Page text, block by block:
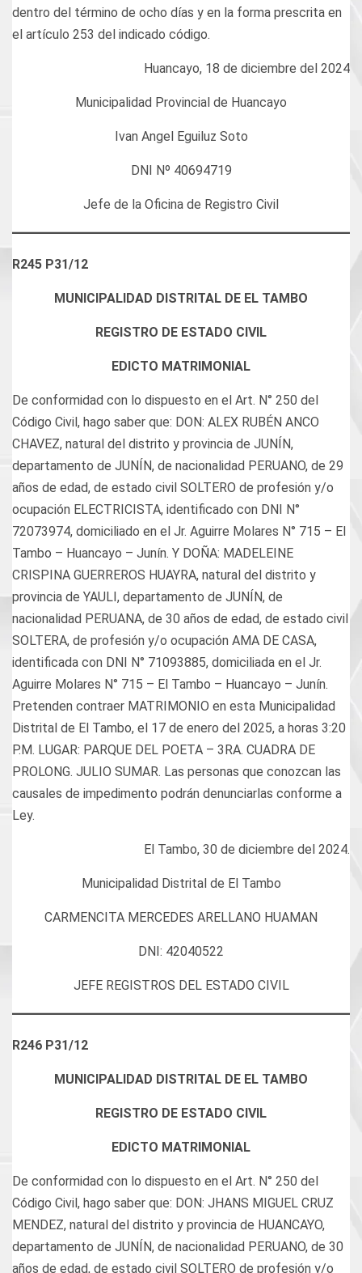
dentro del término de ocho días y en la forma prescrita en
el artículo 253 del indicado código.
Huancayo, 18 de diciembre del 2024
Municipalidad Provincial de Huancayo
Ivan Angel Eguiluz Soto
DNI Nº 40694719
Jefe de la Oficina de Registro Civil
R245 P31/12
MUNICIPALIDAD DISTRITAL DE EL TAMBO
REGISTRO DE ESTADO CIVIL
EDICTO MATRIMONIAL
De conformidad con lo dispuesto en el Art. N° 250 del
Código Civil, hago saber que: DON: ALEX RUBÉN ANCO
CHAVEZ, natural del distrito y provincia de JUNÍN,
departamento de JUNÍN, de nacionalidad PERUANO, de 29
años de edad, de estado civil SOLTERO de profesión y/o
ocupación ELECTRICISTA, identificado con DNI N°
72073974, domiciliado en el Jr. Aguirre Molares N° 715 – El
Tambo – Huancayo – Junín. Y DOÑA: MADELEINE
CRISPINA GUERREROS HUAYRA, natural del distrito y
provincia de YAULI, departamento de JUNÍN, de
nacionalidad PERUANA, de 30 años de edad, de estado civil
SOLTERA, de profesión y/o ocupación AMA DE CASA,
identificada con DNI N° 71093885, domiciliada en el Jr.
Aguirre Molares N° 715 – El Tambo – Huancayo – Junín.
Pretenden contraer MATRIMONIO en esta Municipalidad
Distrital de El Tambo, el 17 de enero del 2025, a horas 3:20
Ρ.Μ. LUGAR: PARQUE DEL POETA – 3RA. CUADRA DE
PROLONG. JULIO SUMAR. Las personas que conozcan las
causales de impedimento podrán denunciarlas conforme a
Ley.
El Tambo, 30 de diciembre del 2024.
Municipalidad Distrital de El Tambo
CARMENCITA MERCEDES ARELLANO HUAMAN
DNI: 42040522
JEFE REGISTROS DEL ESTADO CIVIL
R246 P31/12
MUNICIPALIDAD DISTRITAL DE EL TAMBO
REGISTRO DE ESTADO CIVIL
EDICTO MATRIMONIAL
De conformidad con lo dispuesto en el Art. N° 250 del
Código Civil, hago saber que: DON: JHANS MIGUEL CRUZ
MENDEZ, natural del distrito y provincia de HUANCAYO,
departamento de JUNÍN, de nacionalidad PERUANO, de 30
años de edad, de estado civil SOLTERO de profesión y/o